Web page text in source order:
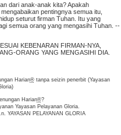
dari anak-anak kita? Apakah
pentingnya semua itu,
seturut firman Tuhan. Itu yang
semua orang yang mengasihi Tuhan. --
KEBENARAN FIRMAN-NYA,
ORANG YANG MENGASIHI DIA.
Harian®tanpa seizin penerbit (Yayasan
Harian®?
Yayasan Pelayanan Gloria.
YAYASAN PELAYANAN GLORIA